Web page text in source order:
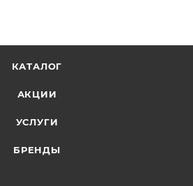
КАТАЛОГ
АКЦИИ
УСЛУГИ
БРЕНДЫ